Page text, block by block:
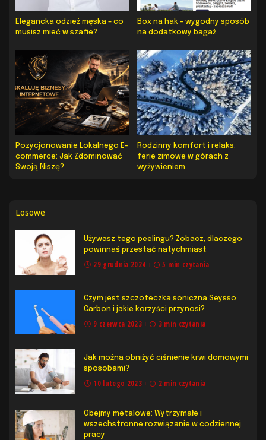
Elegancka odzież męska – co
musisz mieć w szafie?
Box na hak – wygodny sposób
na dodatkowy bagaż
Pozycjonowanie Lokalnego E-
commerce: Jak Zdominować
Swoją Niszę?
Rodzinny komfort i relaks:
ferie zimowe w górach z
wyżywieniem
Losowe
Używasz tego peelingu? Zobacz, dlaczego
powinnaś przestać natychmiast
29 grudnia 2024 5 min czytania
Czym jest szczoteczka soniczna Seysso
Carbon i jakie korzyści przynosi?
9 czerwca 2023 3 min czytania
Jak można obniżyć ciśnienie krwi domowymi
sposobami?
10 lutego 2023 2 min czytania
Obejmy metalowe: Wytrzymałe i
wszechstronne rozwiązanie w codziennej
pracy